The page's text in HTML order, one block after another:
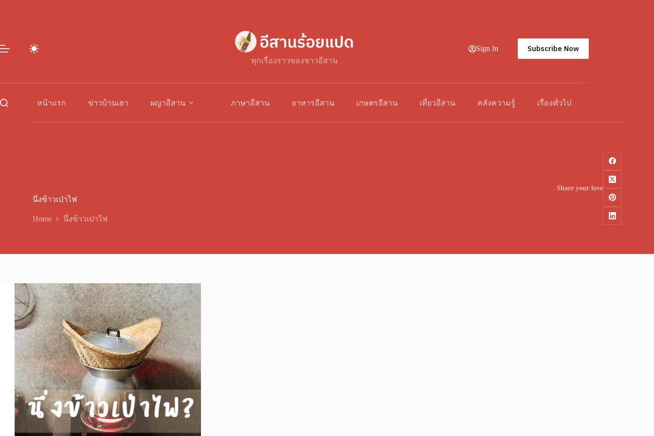
ทุกเรื่องราวของชาวอีสาน
Sign In Subscribe Now
หน้าแรก ข่าวบ้านเฮา ผญาอีสาน ภาษาอีสาน อาหารอีสาน เกษตรอีสาน เที่ยวอีสาน คลังความรู้ เรื่องทั่วไป
นึ่งข้าวเป่าไฟ
Home นึ่งข้าวเป่าไฟ
Share your love